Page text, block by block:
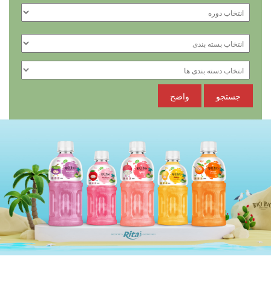
جستجو واضح